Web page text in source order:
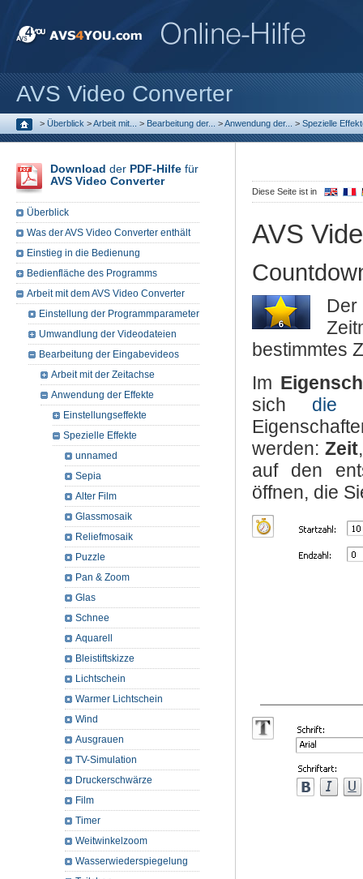
AVS Video Converter
> Überblick >Arbeit mit... > Bearbeitung der... >Anwendung der... > Spezielle
Diese Seite ist in
AVS
bestimmtes
Im
sich die
werden:Zeit
auf den
öffnen, die
Download der PDF-Hilfe für
AVS Video Converter
Überblick
Was der AVS Video Converter enthält
Einstieg in die Bedienung
Bedienfläche des Programms
Arbeit mit dem AVS Video Converter
Einstellung der Programmparameter
Umwandlung der Videodateien
Bearbeitung der Eingabevideos
Arbeit mit der Zeitachse
Anwendung der Effekte
Einstellungseffekte
Spezielle Effekte
unnamed
Sepia
Alter Film
Glassmosaik
Reliefmosaik
Puzzle
Pan & Zoom
Glas
Schnee
Aquarell
Bleistiftskizze
Lichtschein
Warmer Lichtschein
Wind
Ausgrauen
TV-Simulation
Druckerschwärze
Film
Timer
Weitwinkelzoom
Wasserwiederspiegelung